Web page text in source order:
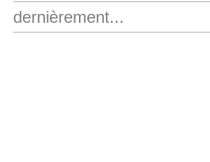
dernièrement...